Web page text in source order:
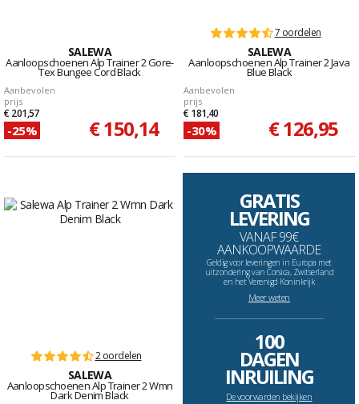
SALEWA
Aanloopschoenen Alp Trainer 2 Gore-
Tex Bungee Cord Black
Aanbevolen
prijs
€ 201,57
-25% € 150,14
7 oordelen
SALEWA
Aanloopschoenen Alp Trainer 2 Java
Blue Black
Aanbevolen
prijs
€ 181,40
-30% € 126,95
2 oordelen
SALEWA
Aanloopschoenen Alp Trainer 2 Wmn
Dark Denim Black
GRATIS
LEVERING
VANAF 99€
AANKOOPWAARDE
Geldig voor leveringen in Europa met
uitzondering van Corsica, Zwitserland
en het Verenigd Koninkrijk
Meer weten
--------------------------------------------------------------------
100
DAGEN
INRUILING
De voorwarden bekijken